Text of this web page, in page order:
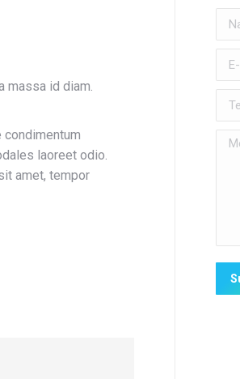
massa id diam.
condimentum
laoreet odio.
amet, tempor